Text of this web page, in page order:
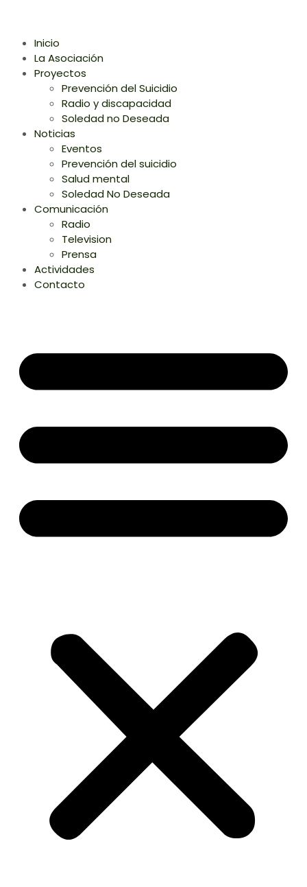
Inicio
La Asociación
Proyectos
Prevención del Suicidio
Radio y discapacidad
Soledad no Deseada
Noticias
Eventos
Prevención del suicidio
Salud mental
Soledad No Deseada
Comunicación
Radio
Television
Prensa
Actividades
Contacto